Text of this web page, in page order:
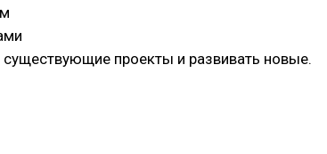
проекты и развивать новые.